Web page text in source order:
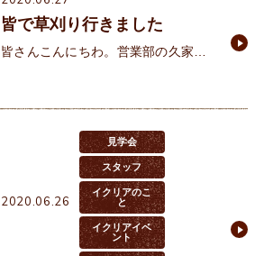
の不足により広げるだ
皆で草刈り行きました
皆さんこんにちわ。営業部の久家で
そんな日だからこそ店長を筆頭に皆
で草刈りに行きました🔥（ダ
2020.06.26
見学会
スタッフ
イクリアのこ
と
イクリアイベ
ント